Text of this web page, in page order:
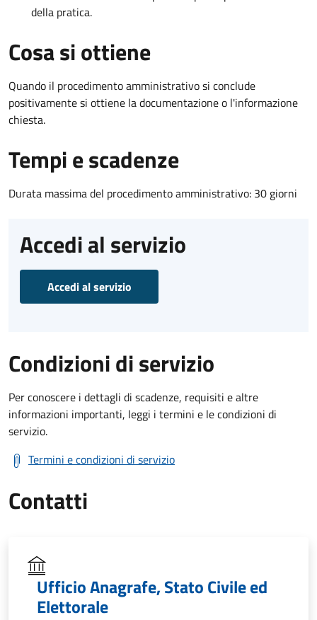
della pratica.
Cosa si ottiene
Quando il procedimento amministrativo si conclude
positivamente si ottiene la documentazione o l'informazione
chiesta.
Tempi e scadenze
Durata massima del procedimento amministrativo: 30 giorni
Accedi al servizio
Accedi al servizio
Condizioni di servizio
Per conoscere i dettagli di scadenze, requisiti e altre
informazioni importanti, leggi i termini e le condizioni di
servizio.
Termini e condizioni di servizio
Contatti
Ufficio Anagrafe, Stato Civile ed
Elettorale